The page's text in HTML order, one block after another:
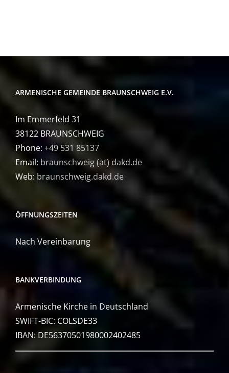
ARMENISCHE GEMEINDE BRAUNSCHWEIG E.V.
Im Emmerfeld 31
38122 BRAUNSCHWEIG
Phone: +49 531 85137
Email: braunschweig (at) dakd.de
Web: braunschweig.dakd.de
ÖFFNUNGSZEITEN
Nach Vereinbarung
BANKVERBINDUNG
Armenische Kirche in Deutschland
SWIFT-BIC: COLSDE33
IBAN: DE56370501980002402485